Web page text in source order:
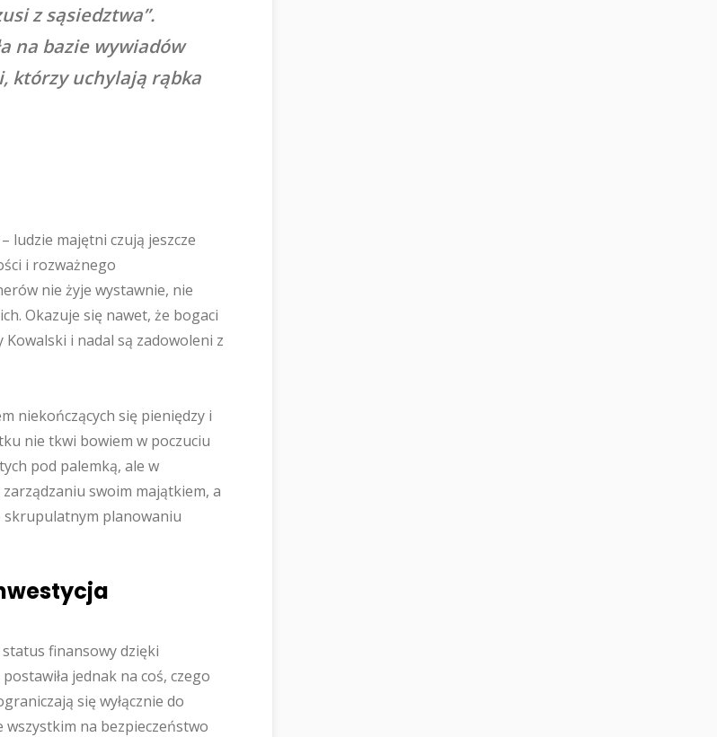
z sąsiedztwa”.
na bazie wywiadów
którzy uchylają rąbka
ludzie majętni czują jeszcze
i rozważnego
nie żyje wystawnie, nie
Okazuje się nawet, że bogaci
i nadal są zadowoleni z
niekończących się pieniędzy i
nie tkwi bowiem w poczuciu
pod palemką, ale w
swoim majątkiem, a
skrupulatnym planowaniu
finansowy dzięki
jednak na coś, czego
się wyłącznie do
na bezpieczeństwo